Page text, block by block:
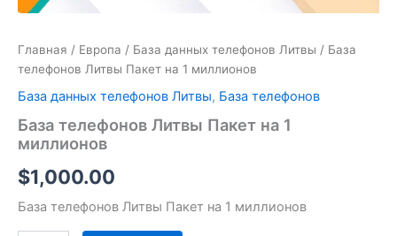
Главная / Европа / База данных телефонов Литвы / База
телефонов Литвы Пакет на 1 миллионов
База данных телефонов Литвы, База телефонов
База телефонов Литвы Пакет на 1
миллионов
$1,000.00
База телефонов Литвы Пакет на 1 миллионов